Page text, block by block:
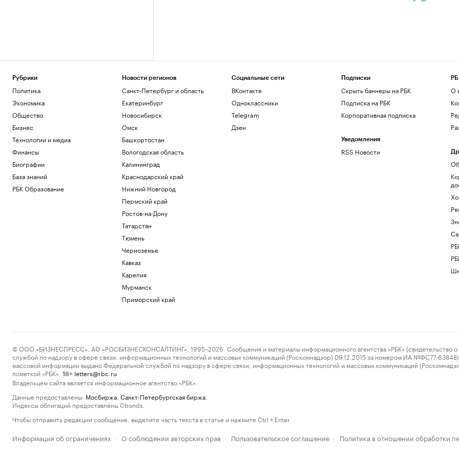
Рубрики
Политика
Экономика
Общество
Бизнес
Технологии и медиа
Финансы
Биографии
База знаний
РБК Образование
Новости регионов
Санкт-Петербург и область
Екатеринбург
Новосибирск
Омск
Башкортостан
Вологодская область
Калининград
Краснодарский край
Нижний Новгород
Пермский край
Ростов-на-Дону
Татарстан
Тюмень
Черноземье
Кавказ
Карелия
Мурманск
Приморский край
Социальные сети
ВКонтакте
Одноклассники
Telegram
Дзен
Подписки
Скрыть баннеры на РБК
Подписка на РБК
Корпоративная подписка
Уведомления
RSS Новости
О
© ООО «БИЗНЕСПРЕСС», АО «РОСБИЗНЕСКОНСАЛТИНГ», 1995–2026. Сообщения и материалы информационного агентства «РБК» (свидетельство о
службой по надзору в сфере связи, информационных технологий и массовых коммуникаций (Роскомнадзор) 09.12.2015 за номером ИА №ФС77-63848)
массовой информации выдано Федеральной службой по надзору в сфере связи, информационных технологий и массовых коммуникаций
пометкой «РБК».
18+ letters@rbc.ru
Владельцем сайта является информационное агентство «РБК».
Данные предоставлены: Мосбиржа Санкт-Петербургская биржа
Индексы облигаций предоставлены Cbonds.
Чтобы отправить редакции сообщение, выделите часть текста в статье и нажмите Ctrl + Enter
Информация об ограничениях · О соблюдении авторских прав · Пользовательское соглашение · Политика в отношении обработки